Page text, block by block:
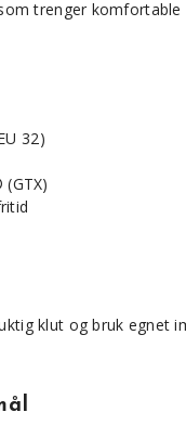
trenger
32)
(GTX)
klut og bruk egnet